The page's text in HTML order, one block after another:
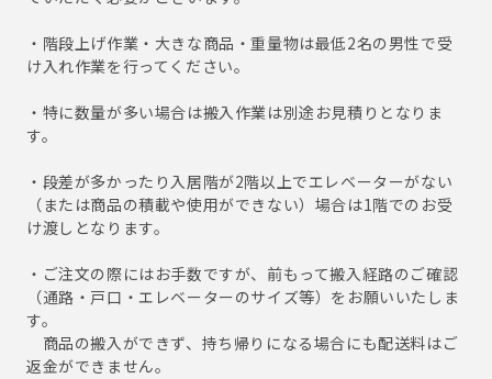
・階段上げ作業・大きな商品・重量物は最低2名の男性で受
け入れ作業を行ってください。
・特に数量が多い場合は搬入作業は別途お見積りとなりま
す。
・段差が多かったり入居階が2階以上でエレベーターがない
（または商品の積載や使用ができない）場合は1階でのお受
け渡しとなります。
・ご注文の際にはお手数ですが、前もって搬入経路のご確認
（通路・戸口・エレベーターのサイズ等）をお願いいたしま
す。
商品の搬入ができず、持ち帰りになる場合にも配送料はご
返金ができません。